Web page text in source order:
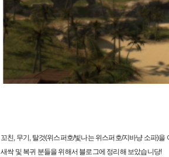
꼬친, 무기, 탈것(위스퍼호/빛나는 위스퍼호/지바냥 소파)을
새싹 및 복귀 분들을 위해서 블로그에 정리해 보았습니당!